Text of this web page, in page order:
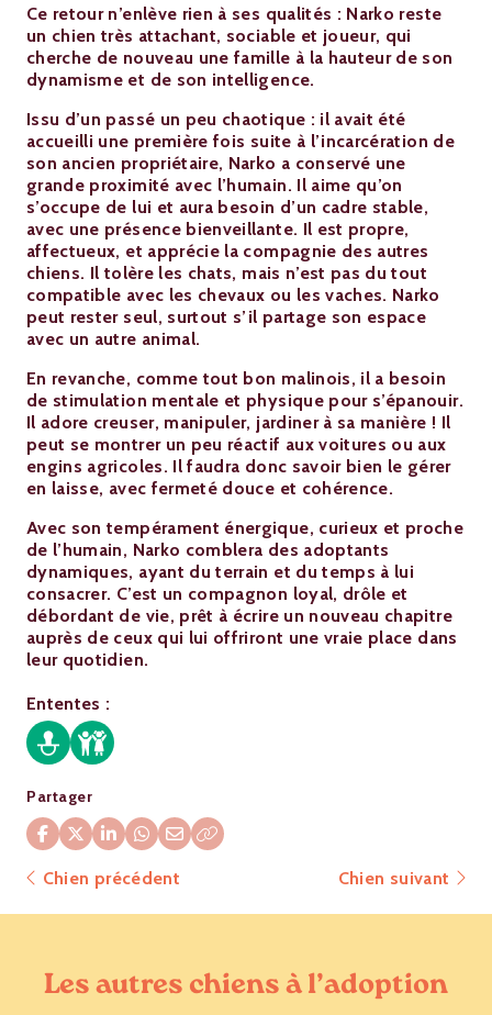
Ce retour n’enlève rien à ses qualités : Narko reste
un chien très attachant, sociable et joueur, qui
cherche de nouveau une famille à la hauteur de son
dynamisme et de son intelligence.
Issu d’un passé un peu chaotique : il avait été
accueilli une première fois suite à l’incarcération de
son ancien propriétaire, Narko a conservé une
grande proximité avec l’humain. Il aime qu’on
s’occupe de lui et aura besoin d’un cadre stable,
avec une présence bienveillante. Il est propre,
affectueux, et apprécie la compagnie des autres
chiens. Il tolère les chats, mais n’est pas du tout
compatible avec les chevaux ou les vaches. Narko
peut rester seul, surtout s’il partage son espace
avec un autre animal.
En revanche, comme tout bon malinois, il a besoin
de stimulation mentale et physique pour s’épanouir.
Il adore creuser, manipuler, jardiner à sa manière ! Il
peut se montrer un peu réactif aux voitures ou aux
engins agricoles. Il faudra donc savoir bien le gérer
en laisse, avec fermeté douce et cohérence.
Avec son tempérament énergique, curieux et proche
de l’humain, Narko comblera des adoptants
dynamiques, ayant du terrain et du temps à lui
consacrer. C’est un compagnon loyal, drôle et
débordant de vie, prêt à écrire un nouveau chapitre
auprès de ceux qui lui offriront une vraie place dans
leur quotidien.
Ententes :
Partager
Chien précédent Chien suivant
Les autres chiens à l’adoption